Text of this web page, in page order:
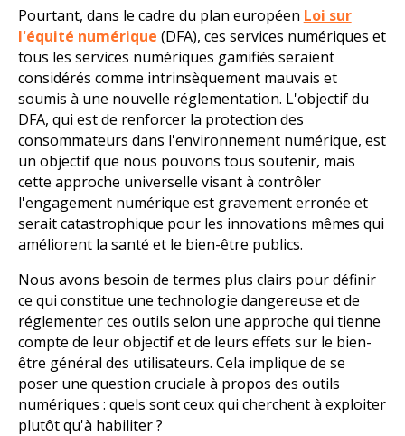
Pourtant, dans le cadre du plan européen Loi sur
l'équité numérique (DFA), ces services numériques et
tous les services numériques gamifiés seraient
considérés comme intrinsèquement mauvais et
soumis à une nouvelle réglementation. L'objectif du
DFA, qui est de renforcer la protection des
consommateurs dans l'environnement numérique, est
un objectif que nous pouvons tous soutenir, mais
cette approche universelle visant à contrôler
l'engagement numérique est gravement erronée et
serait catastrophique pour les innovations mêmes qui
améliorent la santé et le bien-être publics.
Nous avons besoin de termes plus clairs pour définir
ce qui constitue une technologie dangereuse et de
réglementer ces outils selon une approche qui tienne
compte de leur objectif et de leurs effets sur le bien-
être général des utilisateurs. Cela implique de se
poser une question cruciale à propos des outils
numériques : quels sont ceux qui cherchent à exploiter
plutôt qu'à habiliter ?